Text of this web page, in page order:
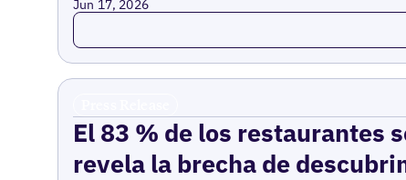
Jun 17, 2026
Read more
El 83 % de los restaurantes
revela la brecha de